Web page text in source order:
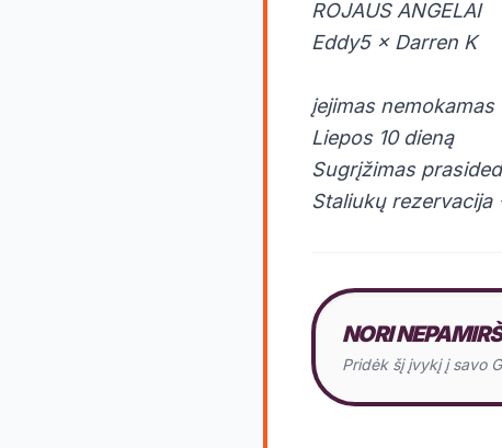
ROJAUS ANGELAI
Eddy5 × Darren K
įejimas nemokamas
Liepos 10 dieną
Sugrįžimas
Staliukų rezervacija
NORI
Pridėk šį įvykį į savo